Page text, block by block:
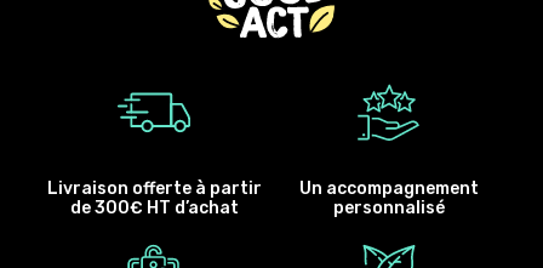
Livraison offerte à partir
de 300€ HT d’achat
Un accompagnement
personnalisé